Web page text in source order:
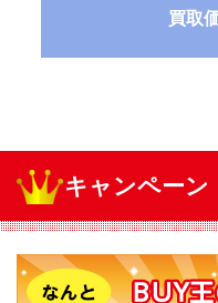
買取
キャンペーン